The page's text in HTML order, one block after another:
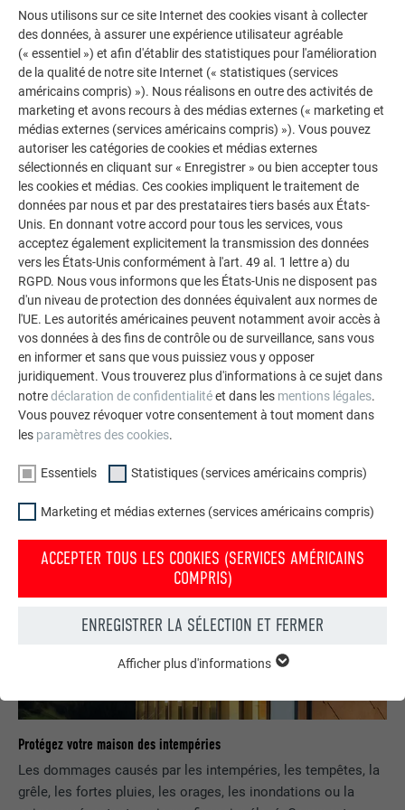
Losange44x44 PREFA coloris Sparkling Gold – 800 m2
ARTISAN
RECK Couverture
1, rue des Serruriers
68600 WOLFGANTZEN
reckcouverture.fr
ARCHITECTE
AUGER RAMBEAUD ARCHITECTES
Mélanie Zénetti
28,rue des Trois Châteaux
68000 Colmar
ara-trio-architectes.com
Protégez votre maison des intempéries
Les dommages causés par les intempéries, les tempêtes, la
grêle, les fortes pluies, les orages, les inondations ou la
Nous utilisons sur ce site Internet des cookies visant à collecter
des données, à assurer une expérience utilisateur agréable
(« essentiel ») et afin d'établir des statistiques pour l'amélioration
de la qualité de notre site Internet (« statistiques (services
américains compris) »). Nous réalisons en outre des activités de
marketing et avons recours à des médias externes (« marketing et
médias externes (services américains compris) »). Vous pouvez
autoriser les catégories de cookies et médias externes
sélectionnés en cliquant sur « Enregistrer » ou bien accepter tous
les cookies et médias. Ces cookies impliquent le traitement de
données par nous et par des prestataires tiers basés aux États-
Unis. En donnant votre accord pour tous les services, vous
acceptez également explicitement la transmission des données
vers les États-Unis conformément à l'art. 49 al. 1 lettre a) du
RGPD. Nous vous informons que les États-Unis ne disposent pas
d'un niveau de protection des données équivalent aux normes de
l'UE. Les autorités américaines peuvent notamment avoir accès à
vos données à des fins de contrôle ou de surveillance, sans vous
en informer et sans que vous puissiez vous y opposer
juridiquement. Vous trouverez plus d'informations à ce sujet dans
notredéclaration de confidentialitéet dans les mentions légales.
Vous pouvez révoquer votre consentement à tout moment dans
les paramètres des cookies.
Essentiels Statistiques (services américains compris)
Marketing et médias externes (services américains compris)
ACCEPTER TOUS LES COOKIES (SERVICES AMÉRICAINS
COMPRIS)
ENREGISTRER LA SÉLECTION ET FERMER
fonctions de base du site Internet. Ils garantissent que le site
NOM PHPSESSID
Afficher les informations relatives aux cookies
Afficher plus d'informations